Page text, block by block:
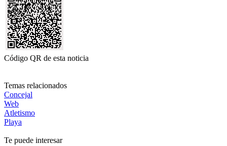
Código QR de esta noticia
Temas relacionados
Concejal
Web
Atletismo
Playa
Te puede interesar